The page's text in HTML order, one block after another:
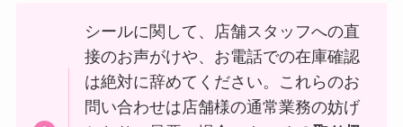
シールに関して、店舗スタッフへの直
接のお声がけや、お電話での在庫確認
は絶対に辞めてください。これらのお
問い合わせは店舗様の通常業務の妨げ